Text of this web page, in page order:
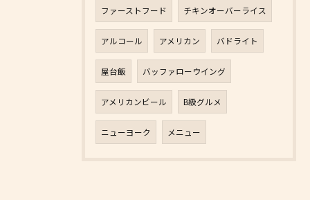
ファーストフード チキンオーバーライス
アルコール アメリカン バドライト
屋台飯 バッファローウイング
アメリカンビール B級グルメ
ニューヨーク メニュー